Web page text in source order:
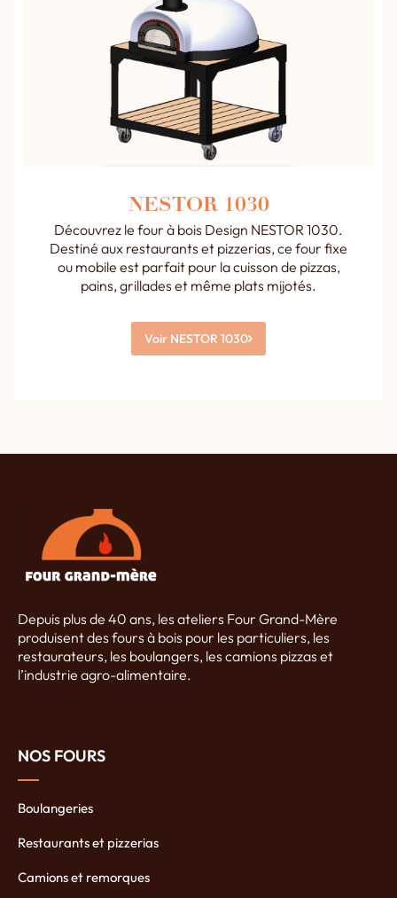
NESTOR 1030
Découvrez le four à bois Design NESTOR 1030.
Destiné aux restaurants et pizzerias, ce four fixe
ou mobile est parfait pour la cuisson de pizzas,
pains, grillades et même plats mijotés.
Voir NESTOR 1030
Depuis plus de 40 ans, les ateliers Four Grand-Mère
produisent des fours à bois pour les particuliers, les
restaurateurs, les boulangers, les camions pizzas et
l’industrie agro-alimentaire.
NOS FOURS
Boulangeries
Restaurants et pizzerias
Camions et remorques